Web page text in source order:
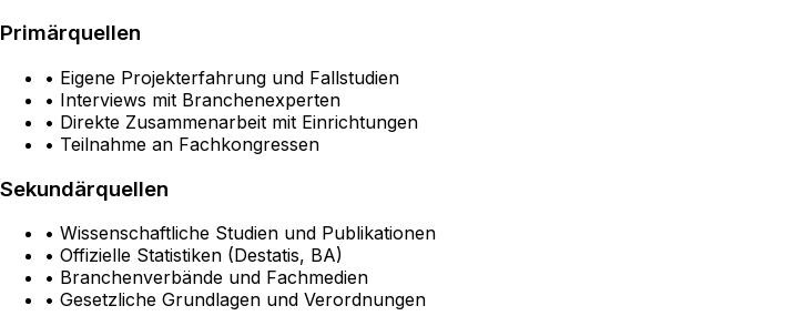
Primärquellen
• Eigene Projekterfahrung und Fallstudien
• Interviews mit Branchenexperten
• Direkte Zusammenarbeit mit Einrichtungen
• Teilnahme an Fachkongressen
Sekundärquellen
• Wissenschaftliche Studien und Publikationen
• Offizielle Statistiken (Destatis, BA)
• Branchenverbände und Fachmedien
• Gesetzliche Grundlagen und Verordnungen